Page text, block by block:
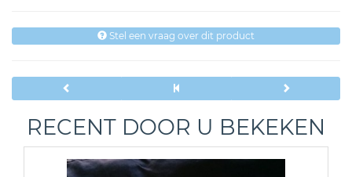
Stel een vraag over dit product
RECENT DOOR U BEKEKEN